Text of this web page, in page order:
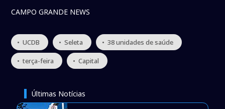
CAMPO GRANDE NEWS
• UCDB • Seleta • 38 unidades de saúde
• terça-feira • Capital
Últimas Notícias